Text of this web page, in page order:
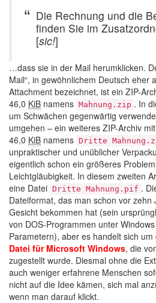
Die Rechnung und die
finden Sie im
[sic!]
…dass sie in der Mail herumklicken.
Mail“, in gewöhnlichem Deutsch eher
Attachment bezeichnet, ist ein ZIP-
46,0 KiB namens Mahnung.zip . In
um Schwächen gegenwärtig
umgehen – ein weiteres ZIP-Archiv
46,0 KiB namens Dritte
unpraktischer und unüblicher
eigentlich schon ein größeres
Leichtgläubigkeit. In diesem zweiten
eine Datei Dritte Mahnung.pif .
Dateiformat, das man schon vor zehn
Gesicht bekommen hat (sein
von DOS-Programmen unter
Parametern), aber es handelt sich um
Datei für Microsoft Windows, die
zugestellt wurde. Diesmal ohne die
auch weniger erfahrene Menschen
nicht auf die Idee kämen, sich mal
wenn man darauf klickt.